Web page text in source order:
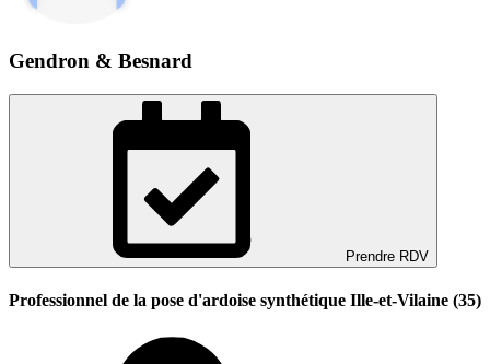
Gendron & Besnard
Prendre RDV
Professionnel de la pose d'ardoise synthétique Ille-et-Vilaine (35)